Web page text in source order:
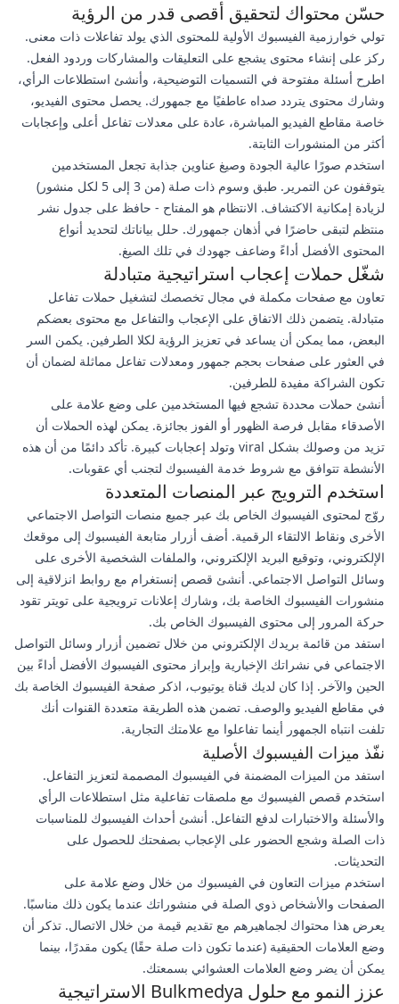
حسّن محتواك لتحقيق أقصى قدر من الرؤية
تولي خوارزمية الفيسبوك الأولية للمحتوى الذي يولد تفاعلات ذات معنى.
ركز على إنشاء محتوى يشجع على التعليقات والمشاركات وردود الفعل.
اطرح أسئلة مفتوحة في التسميات التوضيحية، وأنشئ استطلاعات الرأي،
وشارك محتوى يتردد صداه عاطفيًا مع جمهورك. يحصل محتوى الفيديو،
خاصة مقاطع الفيديو المباشرة، عادة على معدلات تفاعل أعلى وإعجابات
أكثر من المنشورات الثابتة.
استخدم صورًا عالية الجودة وصيغ عناوين جذابة تجعل المستخدمين
يتوقفون عن التمرير. طبق وسوم ذات صلة (من 3 إلى 5 لكل منشور)
لزيادة إمكانية الاكتشاف. الانتظام هو المفتاح - حافظ على جدول نشر
منتظم لتبقى حاضرًا في أذهان جمهورك. حلل بياناتك لتحديد أنواع
المحتوى الأفضل أداءً وضاعف جهودك في تلك الصيغ.
شغّل حملات إعجاب استراتيجية متبادلة
تعاون مع صفحات مكملة في مجال تخصصك لتشغيل حملات تفاعل
متبادلة. يتضمن ذلك الاتفاق على الإعجاب والتفاعل مع محتوى بعضكم
البعض، مما يمكن أن يساعد في تعزيز الرؤية لكلا الطرفين. يكمن السر
في العثور على صفحات بحجم جمهور ومعدلات تفاعل مماثلة لضمان أن
تكون الشراكة مفيدة للطرفين.
أنشئ حملات محددة تشجع فيها المستخدمين على وضع علامة على
الأصدقاء مقابل فرصة الظهور أو الفوز بجائزة. يمكن لهذه الحملات أن
تزيد من وصولك بشكل viral وتولد إعجابات كبيرة. تأكد دائمًا من أن هذه
الأنشطة تتوافق مع شروط خدمة الفيسبوك لتجنب أي عقوبات.
استخدم الترويج عبر المنصات المتعددة
روّج لمحتوى الفيسبوك الخاص بك عبر جميع منصات التواصل الاجتماعي
الأخرى ونقاط الالتقاء الرقمية. أضف أزرار متابعة الفيسبوك إلى موقعك
الإلكتروني، وتوقيع البريد الإلكتروني، والملفات الشخصية الأخرى على
وسائل التواصل الاجتماعي. أنشئ قصص إنستغرام مع روابط انزلاقية إلى
منشورات الفيسبوك الخاصة بك، وشارك إعلانات ترويجية على تويتر تقود
حركة المرور إلى محتوى الفيسبوك الخاص بك.
استفد من قائمة بريدك الإلكتروني من خلال تضمين أزرار وسائل التواصل
الاجتماعي في نشراتك الإخبارية وإبراز محتوى الفيسبوك الأفضل أداءً بين
الحين والآخر. إذا كان لديك قناة يوتيوب، اذكر صفحة الفيسبوك الخاصة بك
في مقاطع الفيديو والوصف. تضمن هذه الطريقة متعددة القنوات أنك
تلفت انتباه الجمهور أينما تفاعلوا مع علامتك التجارية.
نفّذ ميزات الفيسبوك الأصلية
استفد من الميزات المضمنة في الفيسبوك المصممة لتعزيز التفاعل.
استخدم قصص الفيسبوك مع ملصقات تفاعلية مثل استطلاعات الرأي
والأسئلة والاختبارات لدفع التفاعل. أنشئ أحداث الفيسبوك للمناسبات
ذات الصلة وشجع الحضور على الإعجاب بصفحتك للحصول على
التحديثات.
استخدم ميزات التعاون في الفيسبوك من خلال وضع علامة على
الصفحات والأشخاص ذوي الصلة في منشوراتك عندما يكون ذلك مناسبًا.
يعرض هذا محتواك لجماهيرهم مع تقديم قيمة من خلال الاتصال. تذكر أن
وضع العلامات الحقيقية (عندما تكون ذات صلة حقًا) يكون مقدرًا، بينما
يمكن أن يضر وضع العلامات العشوائي بسمعتك.
عزز النمو مع حلول Bulkmedya الاستراتيجية